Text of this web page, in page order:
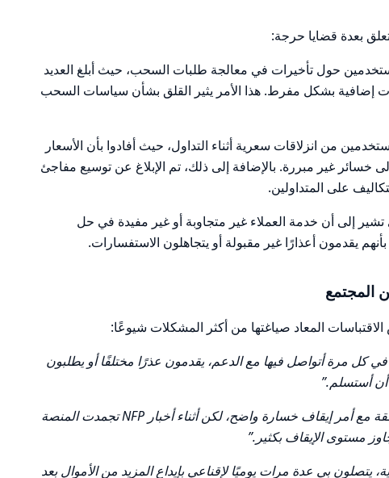
بعدة قضايا حرجة:
حول تأخيرات في معالجة طلبات السحب، حيث أبلغ العديد
بشكل مفرط. هذا الأمر يثير القلق بشأن سياسات السحب
من انزلاقات سعرية أثناء التداول، حيث أفادوا بأن الأسعار
خسائر غير مبررة. بالإضافة إلى ذلك، تم الإبلاغ عن توسيع مفاجئ
على المتداولين.
إلى أن خدمة العملاء غير متجاوبة أو غير مفيدة في حل
يقدمون أعذارًا غير مقبولة أو يتجاهلون الاستفسارات.
المجتمع
المعاد صياغتها من أكثر المشكلات شيوعًا:
مرة أتواصل فيها مع الدعم، يقدمون عذرًا مختلفًا أو يطلبون
أن أستسلم.”
“احذر أثناء صدور الأخبار. كان لدي صفقة مع أمر إيقاف خسارة واضح، لكن أثناء أخبار NFP تجمدت المنصة
مستوى الإيقاف بكثير.”
يتصلون بي عدة مرات يوميًا لإقناعي بإيداع المزيد من الأموال بعد